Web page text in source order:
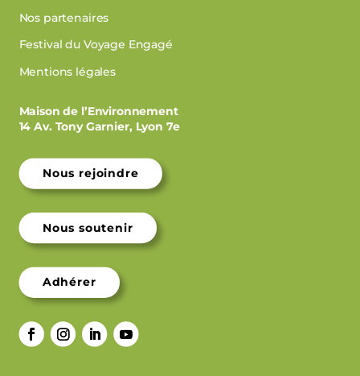
Nos partenaires
Festival du Voyage Engagé
Mentions légales
Maison de l’Environnement
14 Av. Tony Garnier, Lyon 7e
Nous rejoindre
Nous soutenir
Adhérer